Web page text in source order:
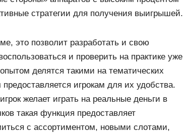
стратегии для получения выигрышей.
это позволит разработать и свою
и проверить на практике уже
делятся такими на тематических
игрокам для их удобства.
желает играть на реальные деньги в
такая функция предоставляет
с ассортиментом, новыми слотами,